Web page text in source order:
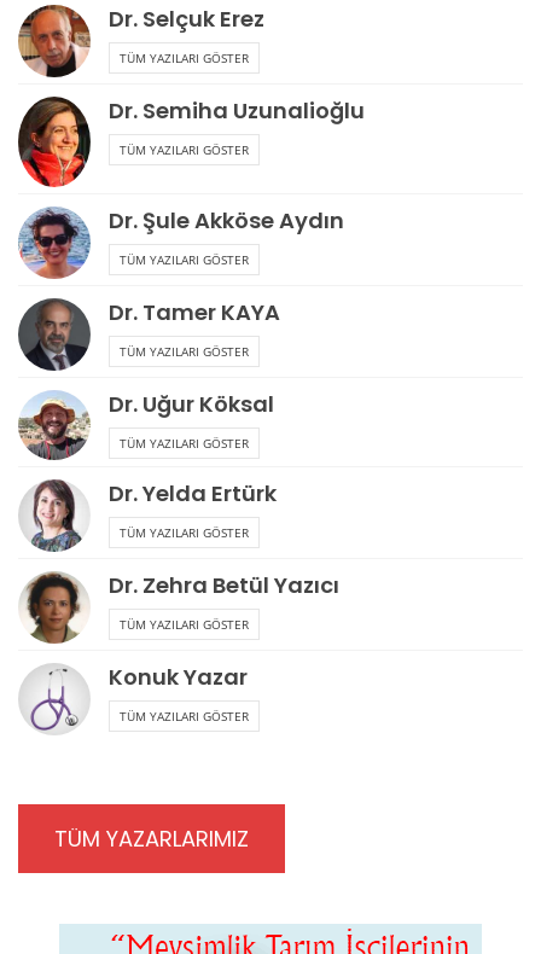
Dr. Selçuk Erez
TÜM YAZILARI GÖSTER
Dr. Semiha Uzunalioğlu
TÜM YAZILARI GÖSTER
Dr. Şule Akköse Aydın
TÜM YAZILARI GÖSTER
Dr. Tamer KAYA
TÜM YAZILARI GÖSTER
Dr. Uğur Köksal
TÜM YAZILARI GÖSTER
Dr. Yelda Ertürk
TÜM YAZILARI GÖSTER
Dr. Zehra Betül Yazıcı
TÜM YAZILARI GÖSTER
Konuk Yazar
TÜM YAZILARI GÖSTER
TÜM YAZARLARIMIZ